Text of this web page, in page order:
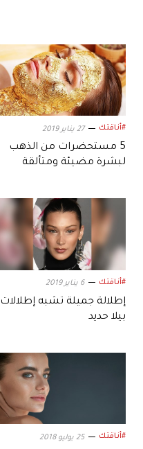
#أناقتك 27 يناير 2019
5 مستحضرات من الذهب
لبشرة مضيئة ومتألقة
#أناقتك 6 يناير 2019
إطلالة جميلة تشبه إطلالات
بيلا حديد
#أناقتك 25 يوليو 2018